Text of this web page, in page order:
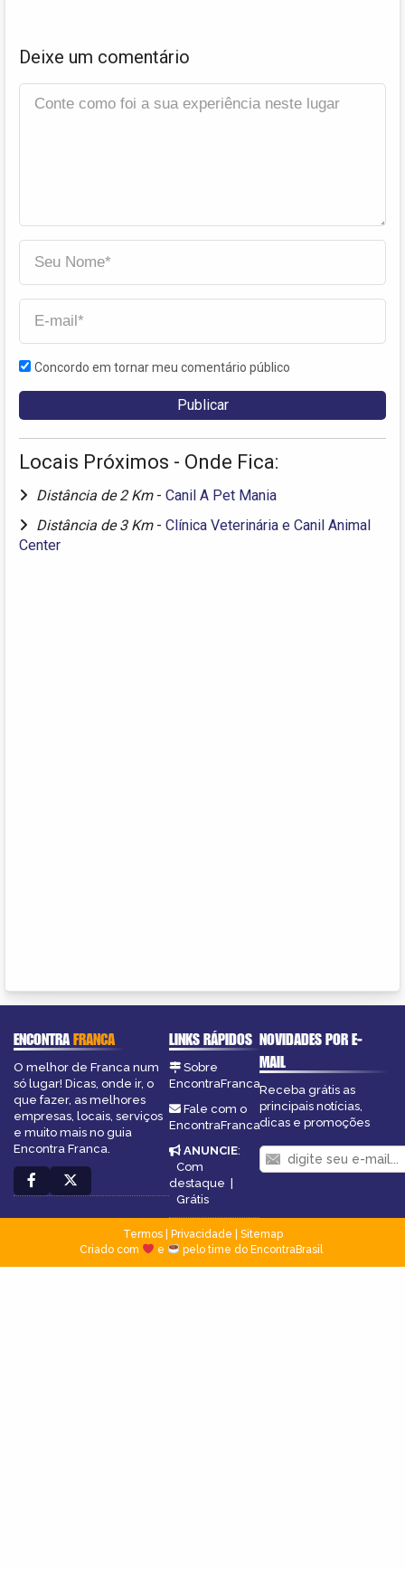
Deixe um comentário
Concordo em tornar meu comentário público
Locais Próximos - Onde Fica:
Distância de 2 Km - Canil A Pet Mania
Distância de 3 Km - Clínica Veterinária e Canil Animal
Center
ENCONTRAFRANCA
O melhor de Franca num
só lugar! Dicas, onde ir, o
que fazer, as melhores
empresas, locais, serviços
e muito mais no guia
Encontra Franca.
LINKS RÁPIDOS
Sobre
EncontraFranca
Fale com o
EncontraFranca
ANUNCIE:
Com
destaque
Grátis
NOVIDADES POR E-
MAIL
Receba grátis as
principais notícias,
dicas e promoções
Termos| Privacidade
Sitemap
Criado com
e pelo time do EncontraBrasil